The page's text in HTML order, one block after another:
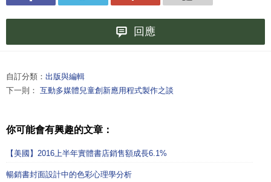
回應
自訂分類： 出版與編輯
下一則： 互動多媒體兒童創新應用程式製作之談
你可能會有興趣的文章：
【美國】2016上半年實體書店銷售額成長6.1%
暢銷書封面設計中的色彩心理學分析